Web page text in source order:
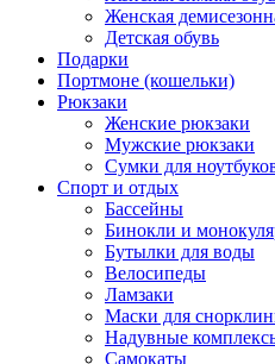
Женская
Детская обувь
Подарки
Портмоне (кошельки)
Рюкзаки
Женские рюкзаки
Мужские рюкзаки
Сумки для
Спорт и отдых
Бассейны
Бинокли и
Бутылки для воды
Велосипеды
Ламзаки
Маски для
Надувные
Самокаты